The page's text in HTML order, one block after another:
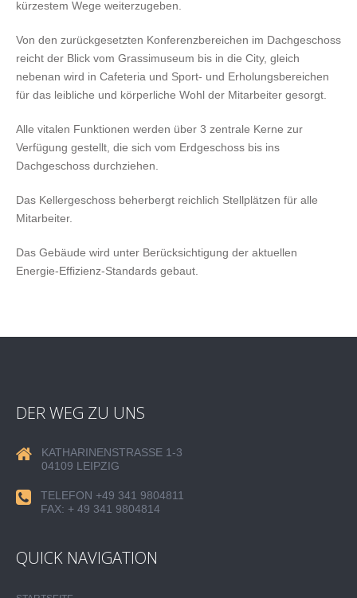
kürzestem Wege weiterzugeben.
Von den zurückgesetzten Konferenzbereichen im Dachgeschoss
reicht der Blick vom Grassimuseum bis in die City, gleich
nebenan wird in Cafeteria und Sport- und Erholungsbereichen
für das leibliche und körperliche Wohl der Mitarbeiter gesorgt.
Alle vitalen Funktionen werden über 3 zentrale Kerne zur
Verfügung gestellt, die sich vom Erdgeschoss bis ins
Dachgeschoss durchziehen.
Das Kellergeschoss beherbergt reichlich Stellplätzen für alle
Mitarbeiter.
Das Gebäude wird unter Berücksichtigung der aktuellen
Energie-Effizienz-Standards gebaut.
DER WEG ZU UNS
KATHARINENSTRASSE 1-3
04109 LEIPZIG
TELEFON +49 341 9804811
FAX: + 49 341 9804814
QUICK NAVIGATION